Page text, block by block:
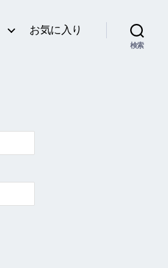
お気に入り
検索